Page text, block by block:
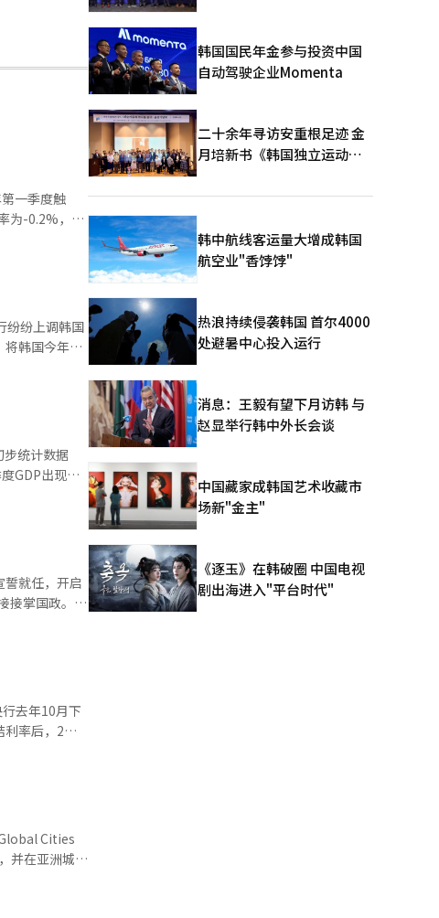
一季度触
的低速回升
速度。这一
保持中立，
上调，以及
纷纷上调韩国
长预期改
。巴克莱
高通胀水
为全球供应
GDP出现
国内
出口（出口
约合人民币
誓就任，开启
严肃面对国
与失能而陷
像玫瑰即使
环轨道。他
层
发展。他强
制。 他还
政
利率后，2月
资金流向房
约合人民币
Cities
并在亚洲城市
面仍存在明
韩国国民年金参与投资中国
自动驾驶企业Momenta
二十余年寻访安重根足迹 金
月培新书《韩国独立运动圣
版
韩中航线客运量大增成韩国
航空业"香饽饽"
热浪持续侵袭韩国 首尔4000
处避暑中心投入运行
消息：王毅有望下月访韩 与
赵显举行韩中外长会谈
中国藏家成韩国艺术收藏市
场新"金主"
《逐玉》在韩破圈 中国电视
剧出海进入"平台时代"